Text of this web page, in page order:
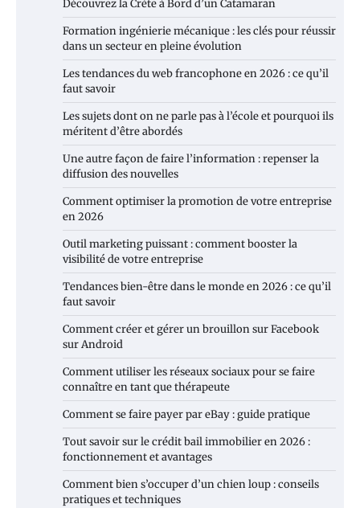
Découvrez la Crète à Bord d’un Catamaran
Formation ingénierie mécanique : les clés pour réussir
dans un secteur en pleine évolution
Les tendances du web francophone en 2026 : ce qu’il
faut savoir
Les sujets dont on ne parle pas à l’école et pourquoi ils
méritent d’être abordés
Une autre façon de faire l’information : repenser la
diffusion des nouvelles
Comment optimiser la promotion de votre entreprise
en 2026
Outil marketing puissant : comment booster la
visibilité de votre entreprise
Tendances bien-être dans le monde en 2026 : ce qu’il
faut savoir
Comment créer et gérer un brouillon sur Facebook
sur Android
Comment utiliser les réseaux sociaux pour se faire
connaître en tant que thérapeute
Comment se faire payer par eBay : guide pratique
Tout savoir sur le crédit bail immobilier en 2026 :
fonctionnement et avantages
Comment bien s’occuper d’un chien loup : conseils
pratiques et techniques